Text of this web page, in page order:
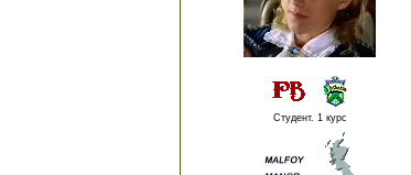
Студент. 1 курс